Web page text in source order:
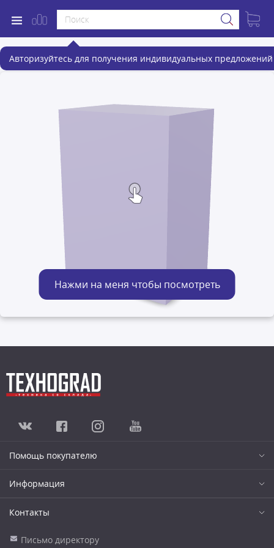
Авторизуйтесь для получения индивидуальных предложений
Нажми на меня чтобы посмотреть
Помощь покупателю
Информация
Контакты
Письмо директору